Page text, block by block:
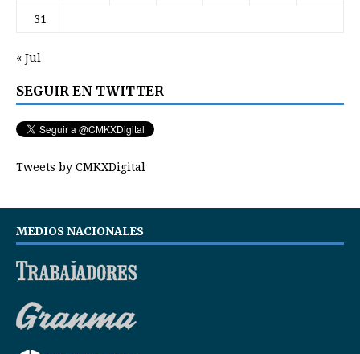
31
« Jul
SEGUIR EN TWITTER
Tweets by CMKXDigital
MEDIOS NACIONALES